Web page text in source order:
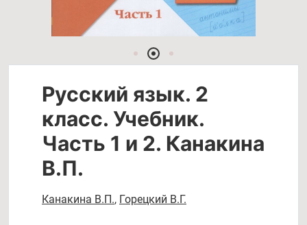
Русский язык. 2
класс. Учебник.
Часть 1 и 2. Канакина
В.П.
Канакина В.П., Горецкий В.Г.